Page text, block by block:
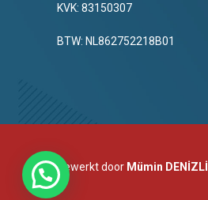
KVK: 83150307
BTW: NL862752218B01
Bewerkt door Mümin DENİZLİ